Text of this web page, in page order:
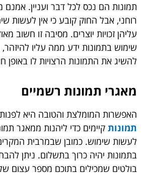
תמונות הם נכס לכל דבר ועניין. אמנם
רוחני, אבל החוק קובע כי אין לעשות
עליהן זכויות יוצרים. מסיבה זו חשוב
שימוש בתמונות ידע ממה עליו להיזהר,
להשיג את התמונות הרצויות לו באופן
מאגרי תמונות רשמיים
האפשרות המומלצת והטובה היא
תמונות קיימים כדי ליהנות ממאגר
לעשות שימוש. כמובן שבמרבית
בתמונות יהיה כרוך בתשלום. ניתן
בולטים שמכילים בתוכם מספר עצום